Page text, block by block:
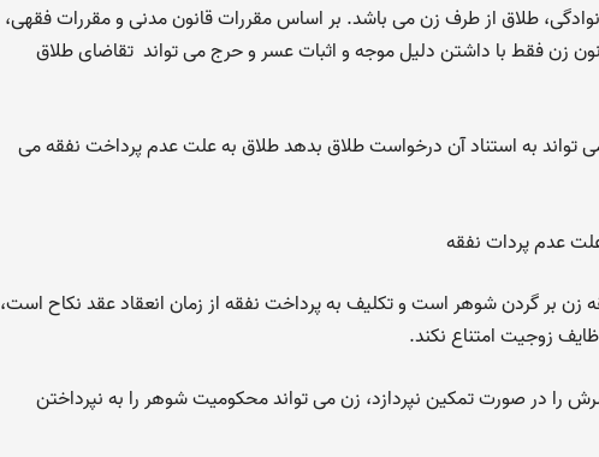
طلاق از طرف زن می باشد. بر اساس مقررات قانون مدنی و مقررات فقهی،
زن فقط با داشتن دلیل موجه و اثبات عسر و حرج می تواند تقاضای طلاق
تواند به استناد آن درخواست طلاق بدهد طلاق به علت عدم پرداخت نفقه می
عدم پردات نفقه
دائم نفقه زن بر گردن شوهر است و تکلیف به پرداخت نفقه از زمان انعقاد عقد نکاح است،
زوجیت امتناع نکند.
را در صورت تمکین نپردازد، زن می تواند محکومیت شوهر را به نپرداختن